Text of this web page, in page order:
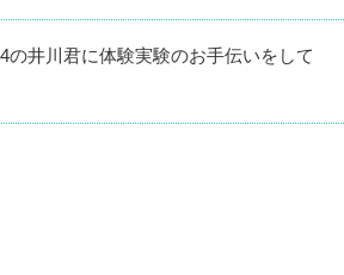
井川君に体験実験のお手伝いをして